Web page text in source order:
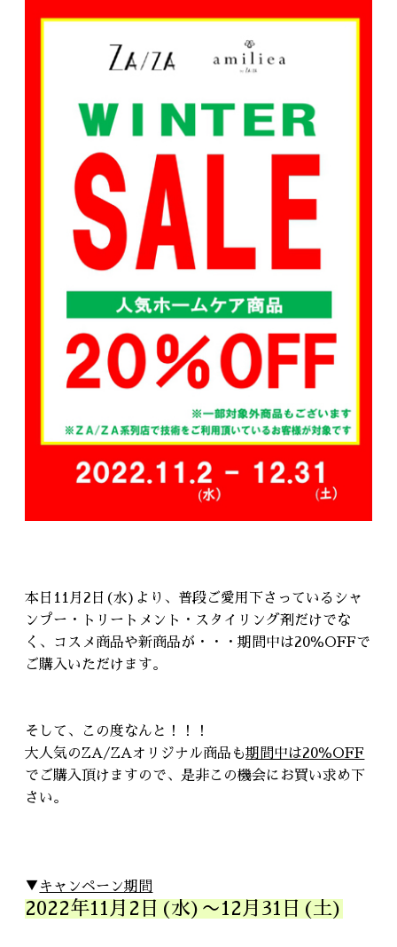
本日11月2日(水)より、普段ご愛用下さっているシャ
ンプー・トリートメント・スタイリング剤だけでな
く、コスメ商品や新商品が・・・期間中は20％OFFで
ご購入いただけます。
そして、この度なんと！！！
大人気のZA/ZAオリジナル商品も期間中は20％OFF
でご購入頂けますので、是非この機会にお買い求め下
さい。
▼ キャンペーン期間
2022年11月2日(水)〜12月31日(土)